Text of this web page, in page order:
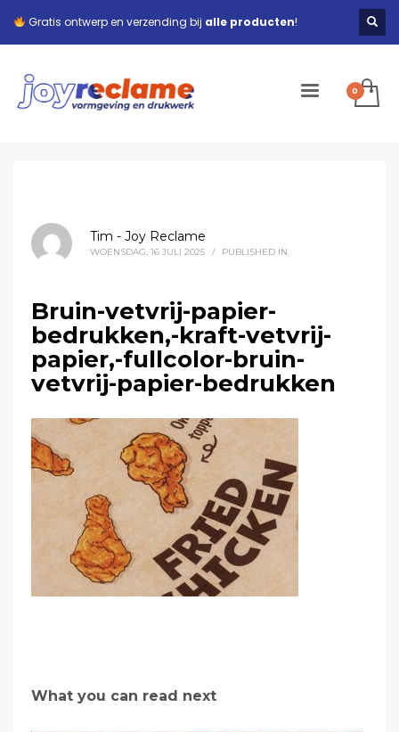
Gratis ontwerp en verzending bij alle producten!
Tim - Joy Reclame
WOENSDAG, 16 JULI 2025 / PUBLISHED IN
Bruin-vetvrij-papier-
bedrukken,-kraft-vetvrij-
papier,-fullcolor-bruin-
vetvrij-papier-bedrukken
What you can read next